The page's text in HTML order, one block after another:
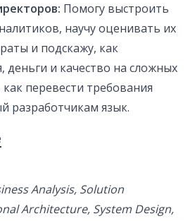
Помогу выстроить
научу оценивать их
и подскажу, как
деньги и качество на сложных
перевести требования
разработчикам язык.
Analysis, Solution
Architecture, System Design,